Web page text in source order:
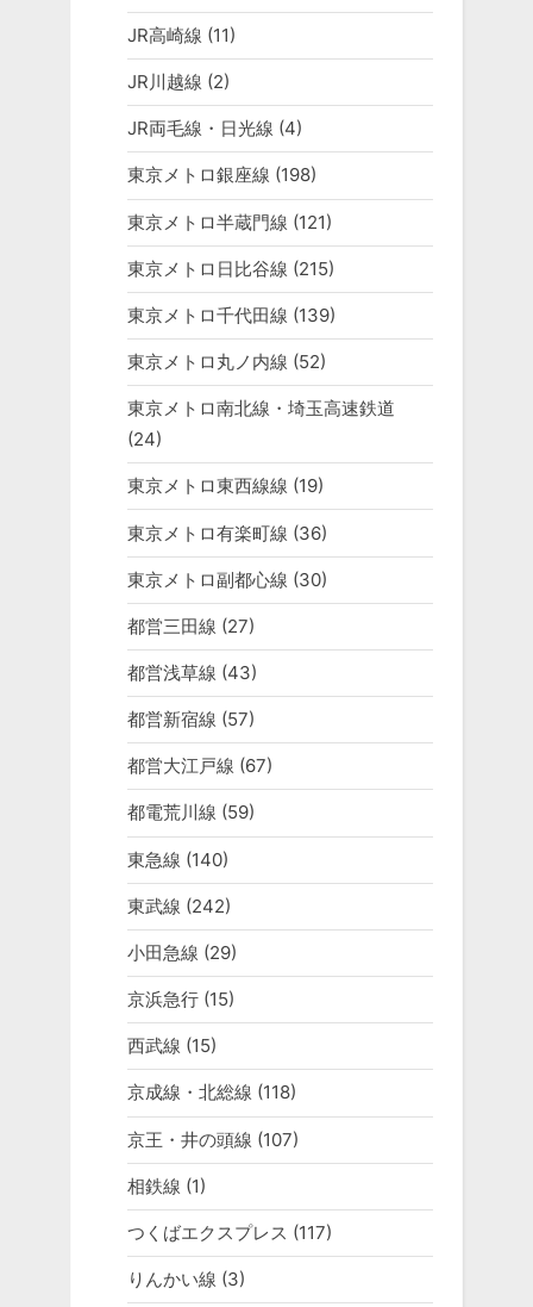
JR高崎線 (11)
JR川越線 (2)
JR両毛線・日光線 (4)
東京メトロ銀座線 (198)
東京メトロ半蔵門線 (121)
東京メトロ日比谷線 (215)
東京メトロ千代田線 (139)
東京メトロ丸ノ内線 (52)
東京メトロ南北線・埼玉高速鉄道
(24)
東京メトロ東西線線 (19)
東京メトロ有楽町線 (36)
東京メトロ副都心線 (30)
都営三田線 (27)
都営浅草線 (43)
都営新宿線 (57)
都営大江戸線 (67)
都電荒川線 (59)
東急線 (140)
東武線 (242)
小田急線 (29)
京浜急行(15)
西武線 (15)
京成線・北総線 (118)
京王・井の頭線 (107)
相鉄線 (1)
つくばエクスプレス (117)
りんかい線 (3)